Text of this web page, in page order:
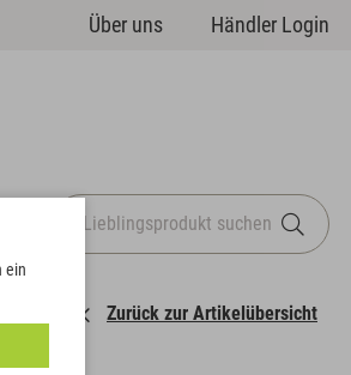
Über uns Händler Login
Zurück zur Artikelübersicht
ein